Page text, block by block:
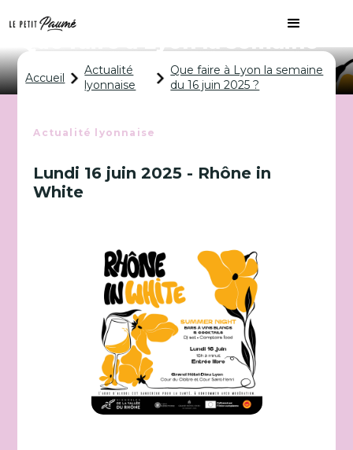
Que faire à Lyon la semaine
du 16 juin 2025 ?
Accueil
Actualité
lyonnaise
Que faire à Lyon la semaine
du 16 juin 2025 ?
Actualité lyonnaise
Lundi 16 juin 2025 - Rhône in
White